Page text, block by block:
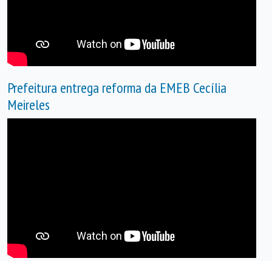
Prefeitura entrega reforma da EMEB Cecília
Meireles